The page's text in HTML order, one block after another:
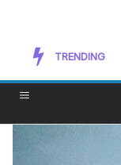
TRENDING